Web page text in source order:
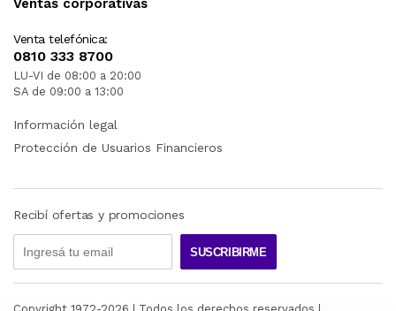
Ventas corporativas
Venta telefónica:
0810 333 8700
LU-VI de 08:00 a 20:00
SA de 09:00 a 13:00
Información legal
Protección de Usuarios Financieros
Recibí ofertas y promociones
SUSCRIBIRME